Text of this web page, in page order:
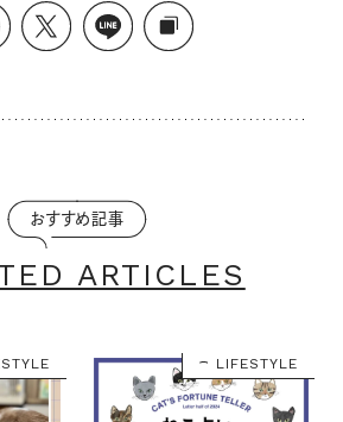
おすすめ記事
ARTICLES
LIFESTYLE